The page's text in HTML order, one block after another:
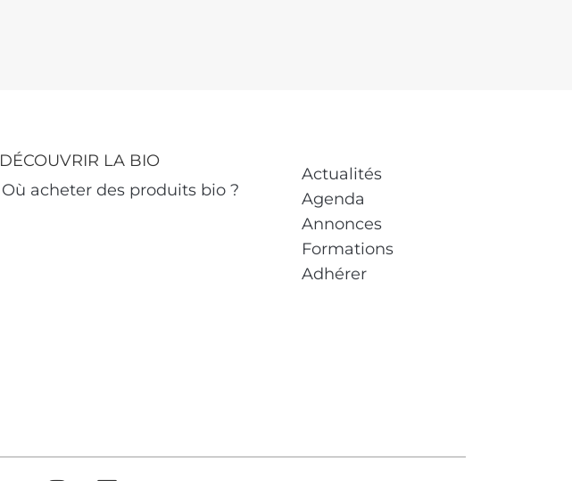
DÉCOUVRIR LA BIO
Où acheter des produits bio ?
Actualités
Agenda
Annonces
Formations
Adhérer